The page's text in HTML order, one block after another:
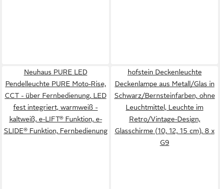
Neuhaus PURE LED
Pendelleuchte PURE Moto-Rise,
CCT - über Fernbedienung, LED
fest integriert, warmweiß -
kaltweiß, e-LIFT® Funktion, e-
SLIDE® Funktion, Fernbedienung
hofstein Deckenleuchte
Deckenlampe aus Metall/Glas in
Schwarz/Bernsteinfarben, ohne
Leuchtmittel, Leuchte im
Retro/Vintage-Design,
Glasschirme (10, 12, 15 cm), 8 x
G9